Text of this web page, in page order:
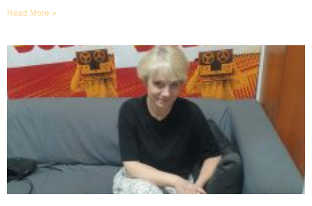
Read More »